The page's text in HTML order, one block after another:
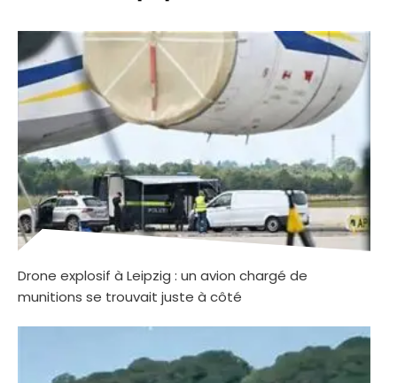
Drone explosif à Leipzig : un avion chargé de
munitions se trouvait juste à côté